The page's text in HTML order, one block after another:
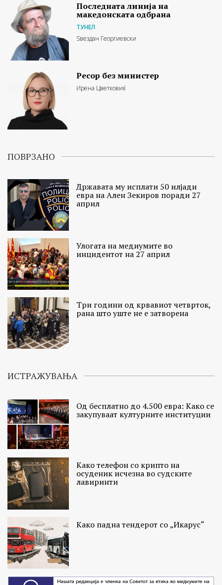
Последната линија на
македонската одбрана
ТУНЕЛ
Ѕвездан Георгиевски
Ресор без министер
Ирена Цветковиќ
ПОВРЗАНО
Државата му исплати 50 илјади
евра на Ален Зекиров поради 27
април
Улогата на медиумите во
инцидентот на 27 април
Три години од крвавиот четврток,
рана што уште не е затворена
ИСТРАЖУВАЊА
Од бесплатно до 4.500 евра: Како се
закупуваат културните институции
Како телефон со крипто на
осуденик исчезна во судските
лавиринти
Како падна тендерот со „Икарус“